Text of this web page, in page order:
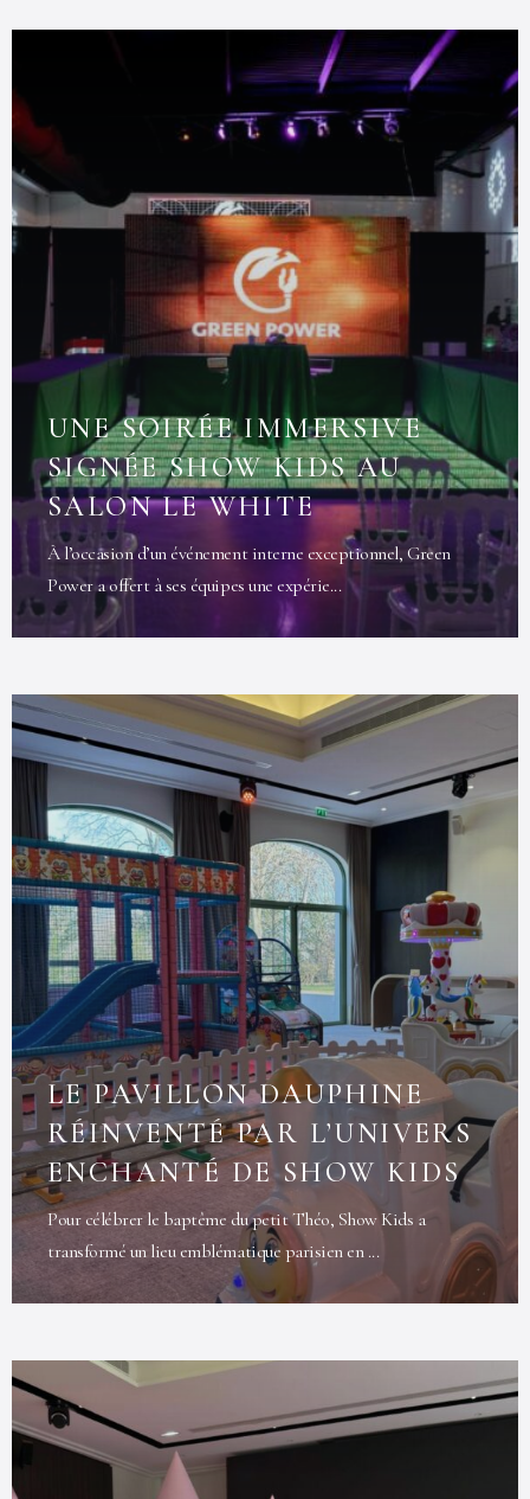
UNE SOIRÉE IMMERSIVE
SIGNÉE SHOW KIDS AU
SALON LE WHITE
À l’occasion d’un événement interne exceptionnel, Green
Power a offert à ses équipes une expérie...
LE PAVILLON DAUPHINE
RÉINVENTÉ PAR L’UNIVERS
ENCHANTÉ DE SHOW KIDS
Pour célébrer le baptême du petit Théo, Show Kids a
transformé un lieu emblématique parisien en ...